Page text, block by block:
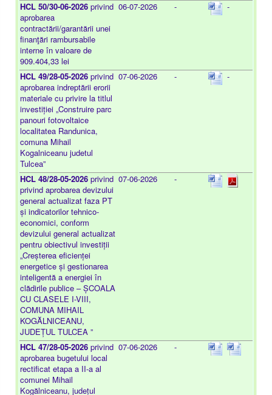
HCL 50/30-06-2026 privind
aprobarea
contractării/garantării unei
finanţări rambursabile
interne în valoare de
909.404,33 lei
06-07-2026 - -
HCL 49/28-05-2026 privind
aprobarea indreptării erorii
materiale cu privire la titlul
investiției „Construire parc
panouri fotovoltaice
localitatea Randunica,
comuna Mihail
Kogalniceanu judetul
Tulcea”
07-06-2026 - -
HCL 48/28-05-2026 privind
privind aprobarea devizului
general actualizat faza PT
și indicatorilor tehnico-
economici, conform
devizului general actualizat
pentru obiectivul investiții
„Creșterea eficienței
energetice și gestionarea
inteligentă a energiei în
clădirile publice – ȘCOALA
CU CLASELE I-VIII,
COMUNA MIHAIL
KOGĂLNICEANU,
JUDEȚUL TULCEA ”
07-06-2026 -
HCL 47/28-05-2026 privind
aprobarea bugetului local
rectificat etapa a II-a al
comunei Mihail
Kogălniceanu, județul
07-06-2026 -